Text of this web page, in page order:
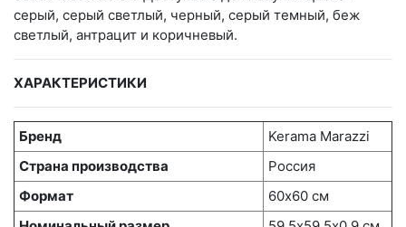
серый, серый светлый, черный, серый темный, беж
светлый, антрацит и коричневый.
ХАРАКТЕРИСТИКИ
Бренд
Kerama Marazzi
Страна производства
Россия
Формат
60х60 см